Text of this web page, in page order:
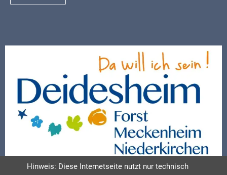
Hinweis: Diese Internetseite nutzt nur technisch